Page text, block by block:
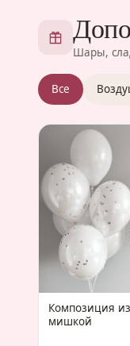
Шары,
Все
Композиция
мишкой